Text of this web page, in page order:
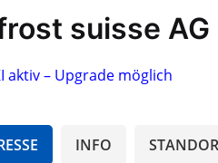
suisse AG
aktiv – Upgrade möglich
INFO